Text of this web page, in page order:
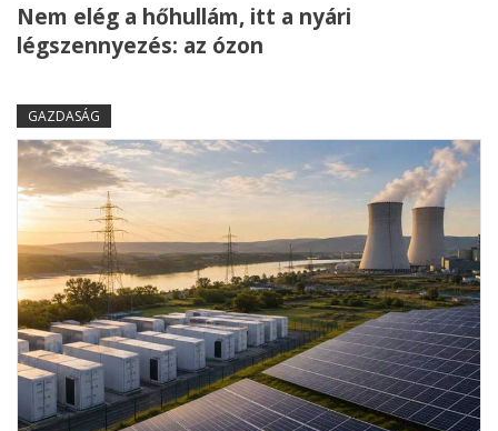
Nem elég a hőhullám, itt a nyári
légszennyezés: az ózon
GAZDASÁG